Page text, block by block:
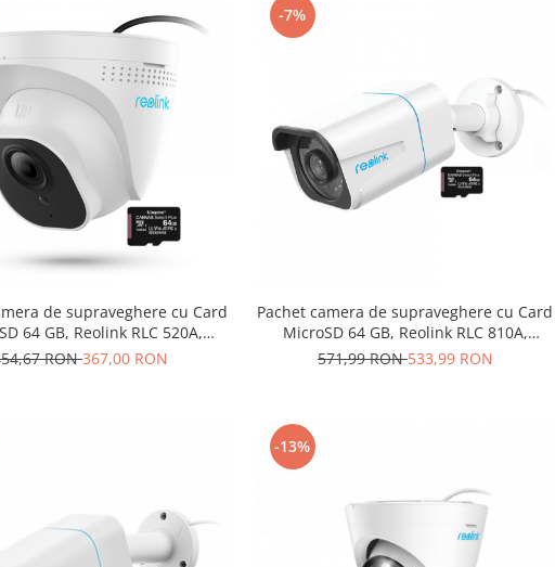
de supraveghere cu Card
64 GB, Reolink RLC 520A,
rezolutie de 5MP
RON367,00 RON
-7%
Pachet camera de supraveghere cu Card
MicroSD 64 GB, Reolink RLC 810A,
rezolutie de 8MP (4K)
571,99 RON533,99 RON
-13%